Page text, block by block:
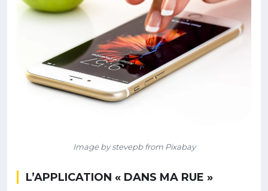
Image by stevepb from Pixabay
L’APPLICATION « DANS MA RUE »